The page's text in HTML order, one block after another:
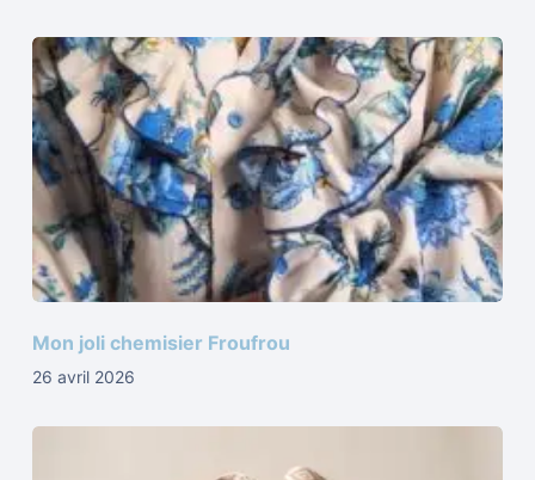
Mon joli chemisier Froufrou
26 avril 2026